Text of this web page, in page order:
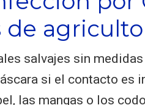
de
salvajes sin
si el contacto es
las mangas o los